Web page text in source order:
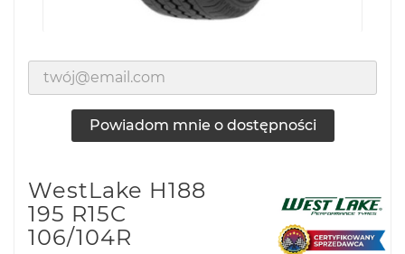
Powiadom mnie o dostępności
WestLake H188
195 R15C
106/104R